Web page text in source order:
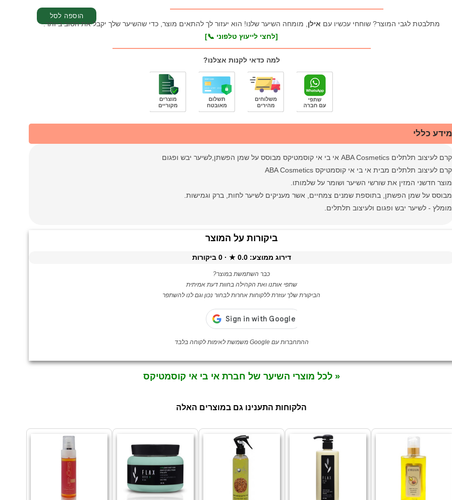
מתלבטת לגבי המוצר? שוחחי עכשיו עם אילן , מומחה השיער שלנו! הוא יעזור לך להתאים מוצר, כדי שהשיער שלך יקבל את הטוב ביותר.
[לחצי לייעוץ טלפוני 📞]
למה כדאי לקנות אצלנו?
מידע כללי
קרם לעיצוב תלתלים ABA Cosmetics אי בי אי קוסמטיקס מבוסס על שמן הפשתן,לשיער יבש ופגום
קרם לעיצוב תלתלים מבית אי בי אי קוסמטיקס ABA Cosmetics
מוצר חדשני המזין את שורשי השיער ושומר על שלמותו.
מבוסס על שמן הפשתן, בתוספת שמנים צמחיים, אשר מעניקים לשיער לחות, ברק וגמישות.
מומלץ - לשיער יבש ופגום ולעיצוב תלתלים.
ביקורות על המוצר
דירוג ממוצע:0.0
★ ·
0 ביקורות
כבר השתמשת במוצר?
שתפי אותנו ואת הקהילה בחוות דעת אמיתית
הביקורת שלך עוזרת ללקוחות אחרות לבחור נכון וגם לנו להשתפר
ההתחברות עם Google משמשת לאימות לקוחה בלבד
« לכל מוצרי השיער של חברת אי בי אי קוסמטיקס
הלקוחות התענינו גם במוצרים האלה